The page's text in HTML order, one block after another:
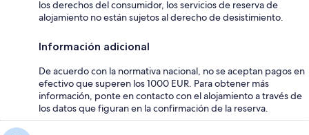
los derechos del consumidor, los servicios de reserva de
alojamiento no están sujetos al derecho de desistimiento.
Información adicional
De acuerdo con la normativa nacional, no se aceptan pagos en
efectivo que superen los 1000 EUR. Para obtener más
información, ponte en contacto con el alojamiento a través de
los datos que figuran en la confirmación de la reserva.